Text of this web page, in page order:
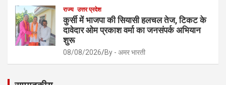
राज्य उत्तर प्रदेश
कुर्सी में भाजपा की सियासी हलचल तेज, टिकट के
दावेदार ओम प्रकाश वर्मा का जनसंपर्क अभियान
शुरू
08/08/2026 By - अमर भारती